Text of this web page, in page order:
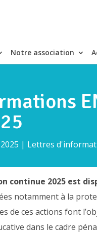
Notre association
| Lettres
continue 2025 est
notamment à la
de ces actions font
dans le cadre